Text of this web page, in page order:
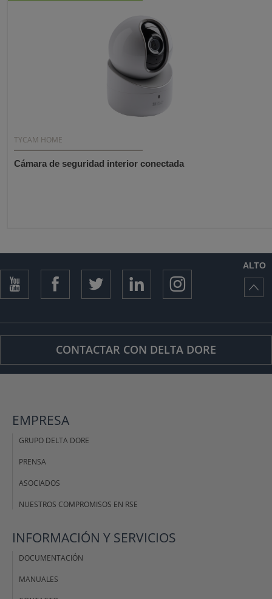
TYCAM HOME
Cámara de seguridad interior conectada
ALTO
CONTACTAR CON DELTA DORE
EMPRESA
GRUPO DELTA DORE
PRENSA
ASOCIADOS
NUESTROS COMPROMISOS EN RSE
INFORMACIÓN Y SERVICIOS
DOCUMENTACIÓN
MANUALES